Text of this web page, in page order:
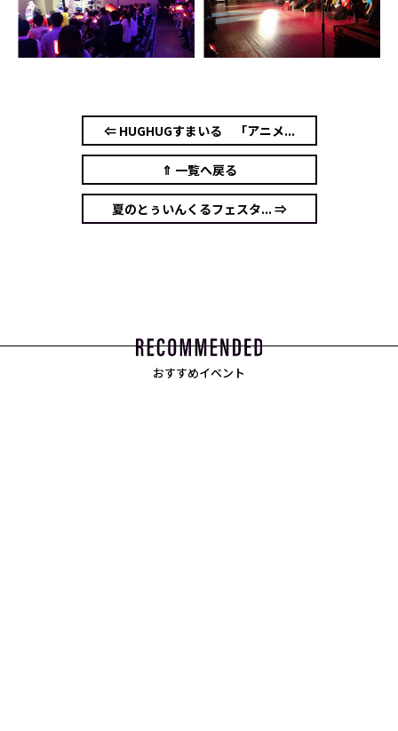
⇐ HUGHUGすまいる 「アニメ...
⇑ 一覧へ戻る
夏のとぅいんくるフェスタ... ⇒
おすすめイベント